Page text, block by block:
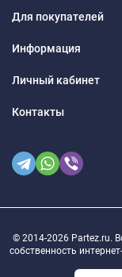
Для покупателей
Информация
Личный кабинет
Контакты
© 2014-2026 Partez.ru.
собственность